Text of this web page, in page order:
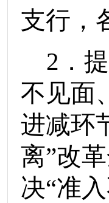
支行 ，
2 ．
不见面
进减环
离”改
决“准